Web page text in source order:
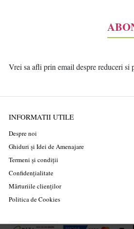
Vrei sa afli prin email despre reduceri
INFORMATII UTILE
Despre noi
Ghiduri și Idei de Amenajare
Termeni și condiții
Confidențialitate
Mărturiile clienților
Politica de Cookies